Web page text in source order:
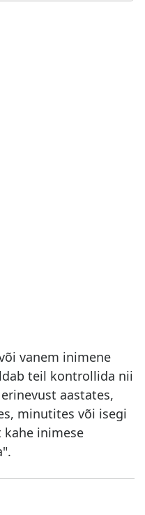
vanem inimene
teil kontrollida nii
aastates,
minutites või isegi
kahe inimese